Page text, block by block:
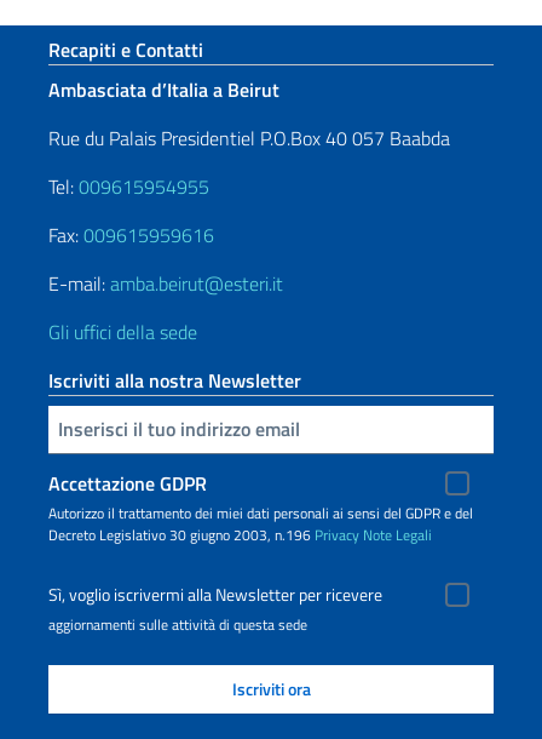
Sezione footer
Recapiti e Contatti
Ambasciata d’Italia a Beirut
Rue du Palais Presidentiel P.O.Box 40 057 Baabda
Tel:009615954955
Fax:009615959616
E-mail:amba.beirut@esteri.it
Gli uffici della sede
Iscriviti alla nostra Newsletter
Inserisci la tua email
Accettazione GDPR
Autorizzo il trattamento dei miei dati personali ai sensi del GDPR e del
Decreto Legislativo 30 giugno 2003, n.196 Privacy Note Legali
Sì, voglio iscrivermi alla Newsletter per ricevere
aggiornamenti sulle attività di questa sede